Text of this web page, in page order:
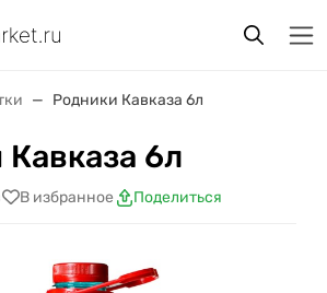
Родники Кавказа 6л
6л
В избранное Поделиться